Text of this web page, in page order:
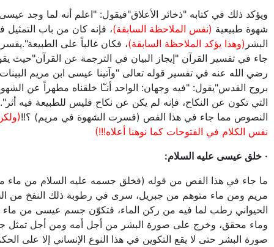
ويؤكد ذلك في كتابه "ذخائر الأعلاق"فيقول: "اعلم أنه لما وجد
شهوة طبيعية (نفس الملاحظة السابقة)، فإنه كان من باب
البشر (وهذا يؤكد الملاحظة السابقة)، فكان غالباً على
جاء في تفسير القرآن "إيجاز البيان في الترجمة عن القرآن"حيث
رضي الله عنه في تفسير قوله تعالى "وآتينا عيسى ابن مريم البينات
بروح القدس"يقول: "فيه وجهان: الواحد أنـّا خلقناه مطهراً عن
التي تكون عن النكاح، فإنه لم يكن عن نكاح فليس للطبيعة فيه
النصوص مما جاء في هذا الفص (فسرت الشهوة في مريم) ؟!!
نفس الكلام في الفتوحات كما نوهنا أعلاه!!!)
· خلق عيسى عليه السلام:
ما جاء في هذا الفص من قوله (فخلق جسمه عليه السلام من
مريم ومن ماء متوهم من جبريل، سرى في رطوبة ذلك النفخ من
الحيواني رطب لما فيه من ركن الماء، فتكوّن جسم عيسى من ماء
وماء محقق، وخرج على صورة البشر من أجل أمه ومن أجل تمثل
صورة البشر حتى لا يقع التكوين في هذا النوع الإنساني إلا على